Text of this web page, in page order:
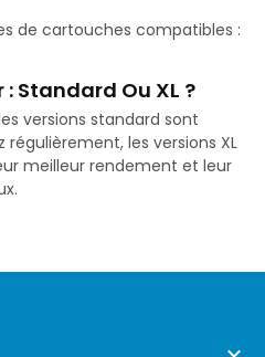
de cartouches compatibles :
Standard Ou XL ?
versions standard sont
les versions XL
meilleur rendement et leur